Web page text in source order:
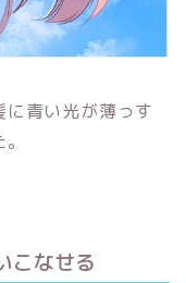
青い光が薄っす
こなせる